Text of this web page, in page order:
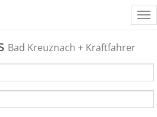
Bad Kreuznach + Kraftfahrer